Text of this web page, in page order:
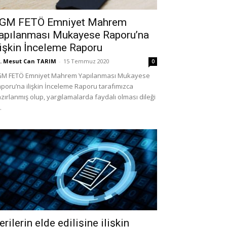
FETÖ Emniyet Mahrem
Mukayese Raporu’na
İnceleme Raporu
Mesut Can TARIM - 15 Temmuz 2020 0
FETÖ Emniyet Mahrem Yapılanması Mukayese
ilişkin İnceleme Raporu tarafımızca
olup, yargılamalarda faydalı olması dileği
elde edilişine ilişkin